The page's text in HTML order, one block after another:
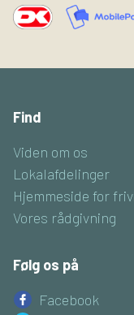
Find
Viden om os
Lokalafdelinger
Hjemmeside for
Vores rådgivning
Følg os på
Facebook